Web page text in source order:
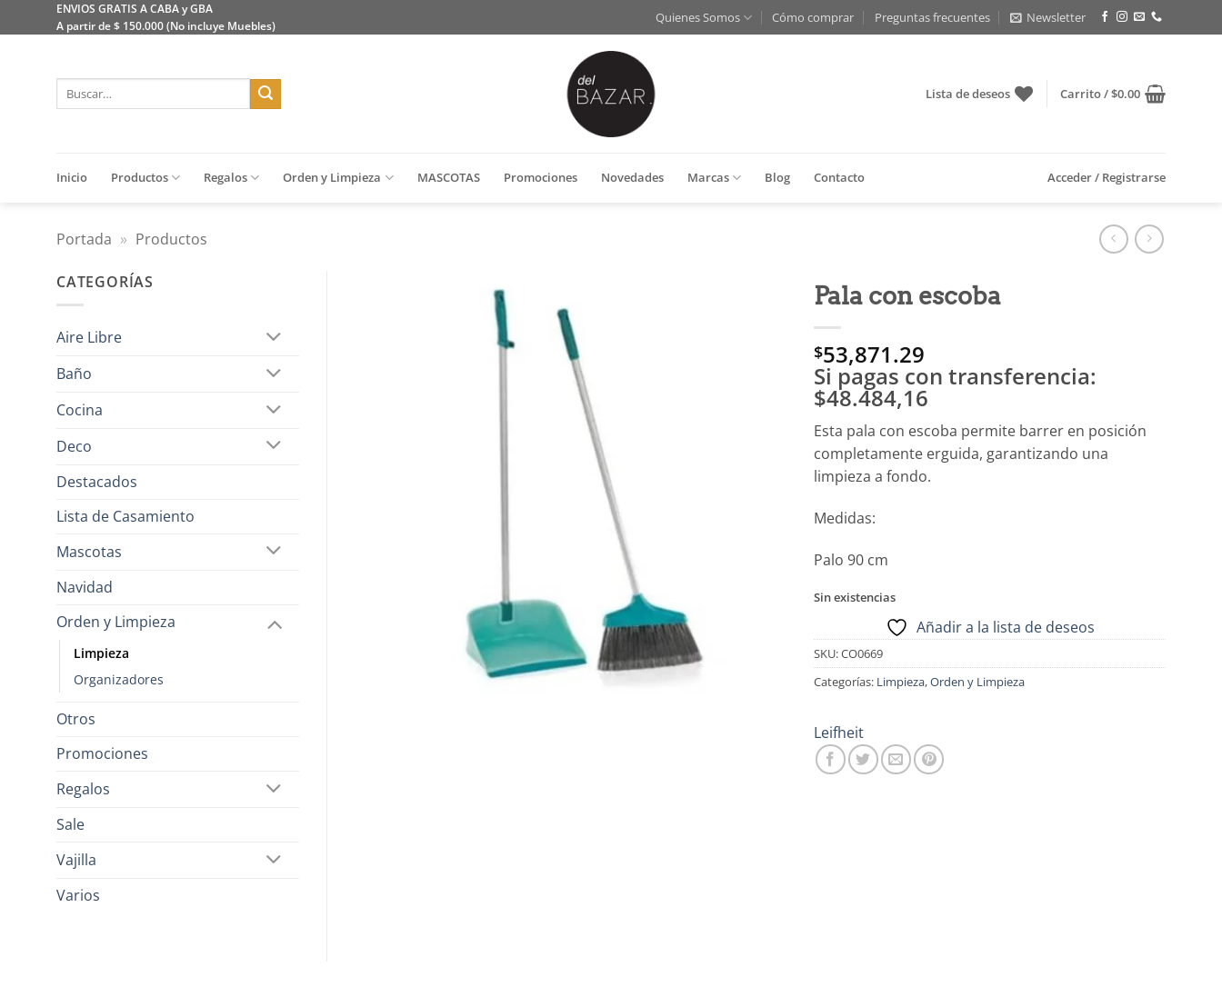
al
ENVIOS GRATIS A CABA y GBA
A partir de $ 150.000 (No incluye Muebles)
Quienes Somos Cómo comprar Preguntas frecuentes Newsletter
Buscar
Lista de deseos Carrito /$0.00
Inicio Productos Regalos Orden y Limpieza MASCOTAS Promociones Novedades Marcas Blog Contacto Acceder / Registrarse
Portada » Productos
Pala con escoba
$53,871.29
Si pagas con transferencia:
$48.484,16
Esta pala con escoba permite barrer en posición
completamente erguida, garantizando una
limpieza a fondo.
Medidas:
Palo 90 cm
Sin existencias
Añadir a la lista de deseos
SKU:CO0669
Categorías: Limpieza,Orden y Limpieza
Leifheit
CATEGORÍAS
Aire Libre
Baño
Cocina
Deco
Destacados
Lista de Casamiento
Mascotas
Navidad
Orden y Limpieza
Limpieza
Organizadores
Otros
Promociones
Regalos
Sale
Vajilla
Varios